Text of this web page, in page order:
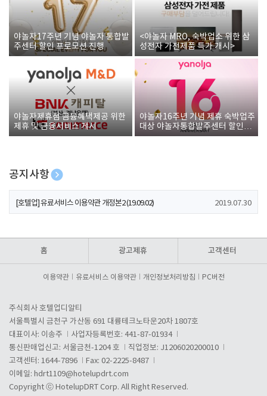
야놀자17주년 기념 야놀자 통합발
주센터 할인 프로모션 진행
<야놀자 MRO, 숙박업소 위한 삼
성전자 가전제품 특가 개시>
야놀자제휴점 금융혜택제공 위한
제휴 및 금융서비스 게시
야놀자16주년 기념 제휴 숙박업주
대상 야놀자통합발주센터 할인쿠
폰 증정
공지사항
[호텔업] 개인정보 처리방침 개정본1 (19.09.02)
[호텔업] 유료서비스 이용약관 개정본2 (19.09.02) 2019.07.30
홈 광고제휴 고객센터
이용약관 유료서비스 이용약관 개인정보처리방침 PC버전
주식회사 호텔업디알티
서울특별시 금천구 가산동 691 대륭테크노타운20차 1807호
대표이사: 이송주
사업자등록번호: 441-87-01934
통신판매업신고: 서울금천-1204 호
직업정보: J1206020200010
고객센터: 1644-7896
Fax: 02-2225-8487
이메일: hdrt1109@hotelupdrt.com
Copyright ⓒ HotelupDRT Corp. All Right Reserved.